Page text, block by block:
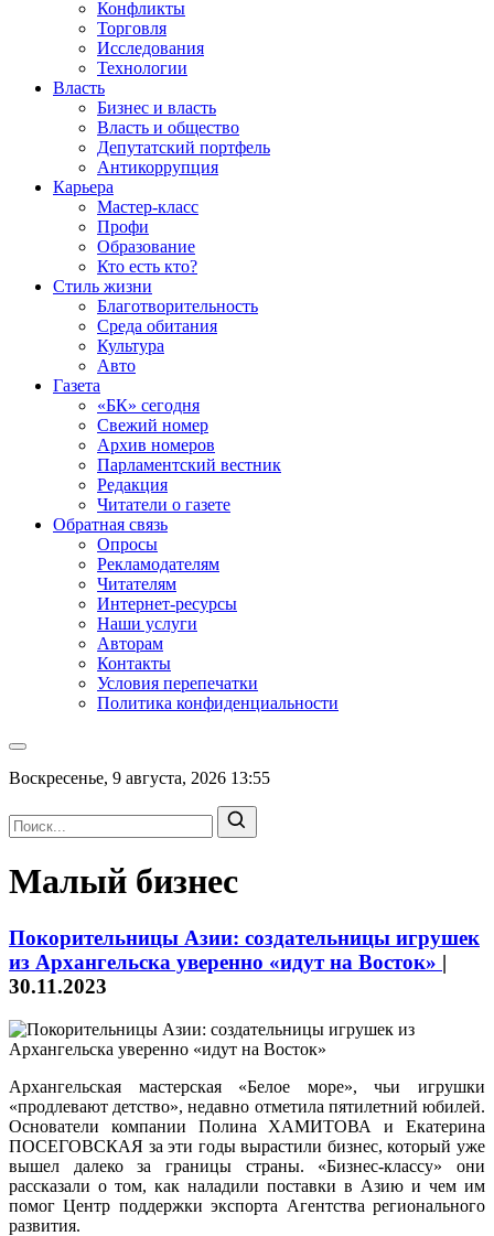
Конфликты
Торговля
Исследования
Технологии
Власть
Бизнес и власть
Власть и общество
Депутатский портфель
Антикоррупция
Карьера
Мастер-класс
Профи
Образование
Кто есть кто?
Стиль жизни
Благотворительность
Среда обитания
Культура
Авто
Газета
«БК» сегодня
Свежий номер
Архив номеров
Парламентский вестник
Редакция
Читатели о газете
Обратная связь
Опросы
Рекламодателям
Читателям
Интернет-ресурсы
Наши услуги
Авторам
Контакты
Условия перепечатки
Политика конфиденциальности
Воскресенье, 9 августа, 2026 13:55
Малый бизнес
Покорительницы Азии: создательницы игрушек
из Архангельска уверенно «идут на Восток» |
30.11.2023
Архангельская мастерская «Белое море», чьи игрушки
«продлевают детство», недавно отметила пятилетний юбилей.
Основатели компании Полина ХАМИТОВА и Екатерина
ПОСЕГОВСКАЯ за эти годы вырастили бизнес, который уже
вышел далеко за границы страны. «Бизнес-классу» они
рассказали о том, как наладили поставки в Азию и чем им
помог Центр поддержки экспорта Агентства регионального
развития.